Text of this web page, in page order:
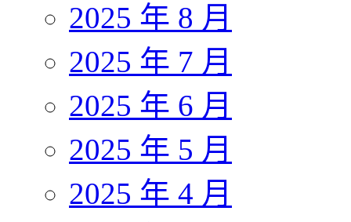
2025 年 8 月
2025 年 7 月
2025 年 6 月
2025 年 5 月
2025 年 4 月